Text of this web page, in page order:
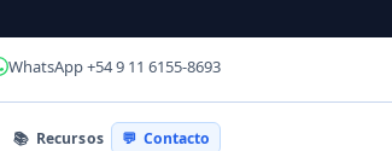
WhatsApp +54 9 11 6155-8693
📚 Recursos 💬 Contacto